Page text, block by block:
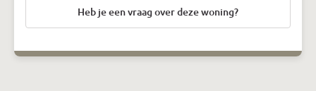
Heb je een vraag over deze woning?